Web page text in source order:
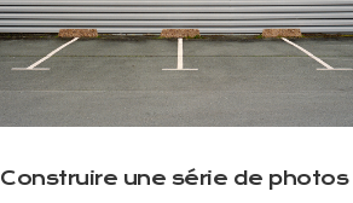
Construire une série de photos